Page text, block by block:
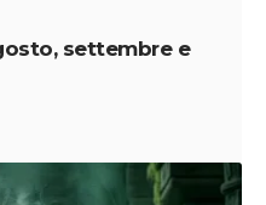
settembre e